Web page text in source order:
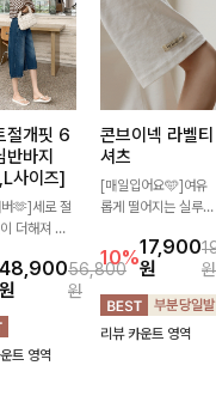
절개핏 6
반바지
사이즈]
🫶]세로 절
더해져 다
더욱 길고
연출해주는
반바지 🤍
기장과 여
으로 편안하
며 다양한
48,900
원
56,800
원
트 영역
콘브이넥 라벨티
셔츠
[매일입어요🩵]여유
롭게 떨어지는 실루엣
자인으로 데일리하게
즐기기 좋은 티셔츠-
소매 라벨 디테일이
은은한 포인트를 더해
심플하면서도 센스 있
10%17,900
원
원
리뷰 카운트 영역